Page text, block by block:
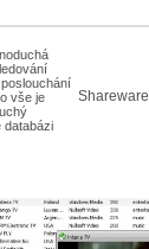
vše je
databázi
Shareware